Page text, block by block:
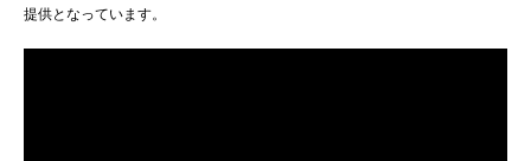
提供となっています。